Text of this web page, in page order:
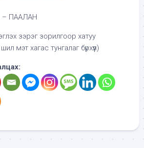
– ПААЛАН
зэрэг зорилгоор хатуу
мэт хагас тунгалаг бүрхүүл)